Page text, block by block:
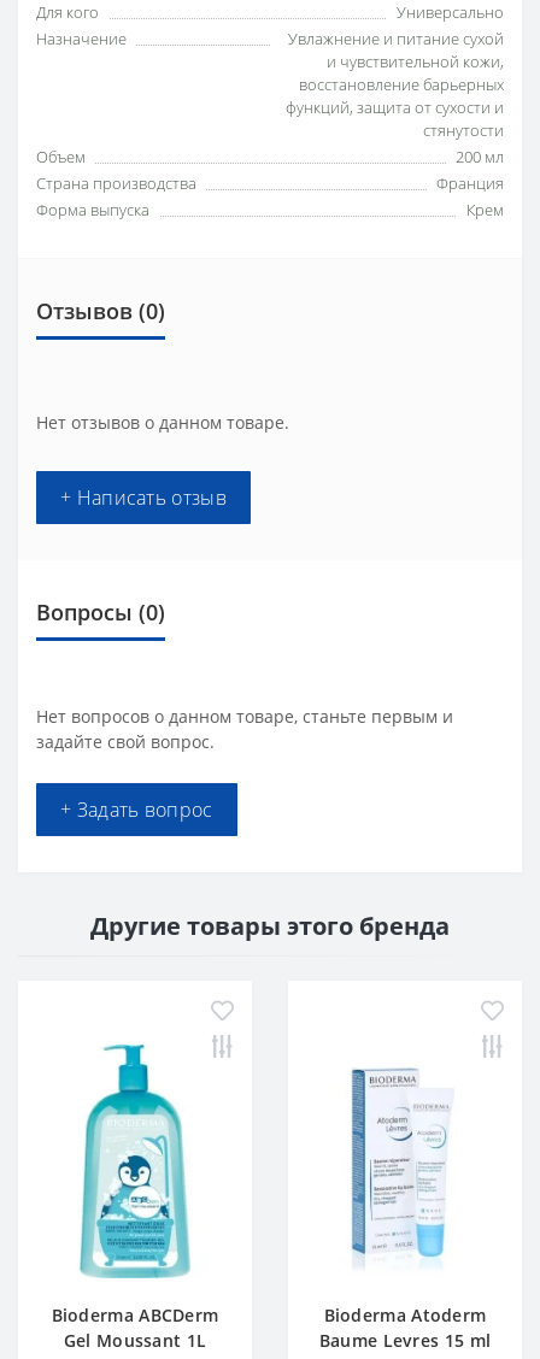
Для кого
Универсально
Назначение
Увлажнение и питание сухой
и чувствительной кожи,
восстановление барьерных
функций, защита от сухости и
стянутости
Объем
200 мл
Страна производства
Франция
Форма выпуска
Крем
Отзывов (0)
Нет отзывов о данном товаре.
+ Написать отзыв
Вопросы (0)
Нет вопросов о данном товаре, станьте первым и
задайте свой вопрос.
+ Задать вопрос
Другие товары этого бренда
Bioderma ABCDerm
Gel Moussant 1L
Bioderma Atoderm
Baume Levres 15 ml